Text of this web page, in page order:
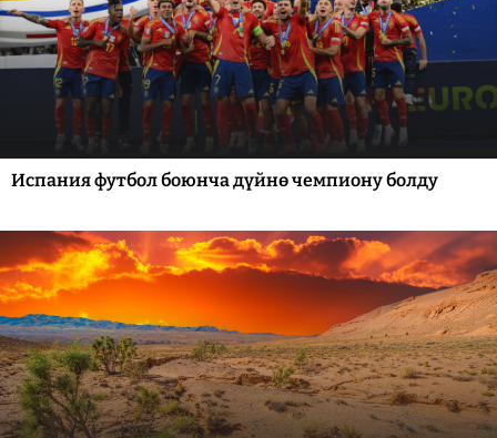
Испания футбол боюнча дүйнө чемпиону болду